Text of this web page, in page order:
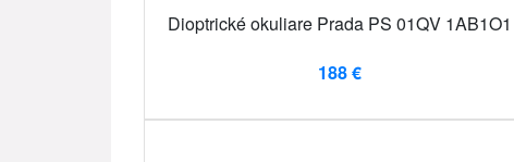
Dioptrické okuliare Prada PS 01QV 1AB1O1
188 €